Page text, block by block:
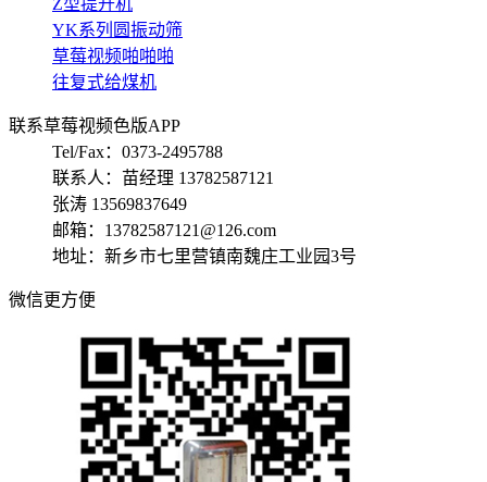
YK系列圆振动筛
草莓视频啪啪啪
往复式给煤机
联系草莓视频色版APP
Tel/Fax：0373-2495788
联系人：苗经理 13782587121
张涛 13569837649
邮箱：13782587121@126.com
地址：新乡市七里营镇南魏庄工业园3号
微信更方便